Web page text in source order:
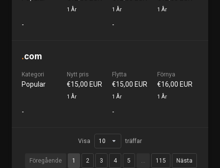
1 År 1 År 1 År
- -
.com
Kategori
Popular
Nytt pris
€15,00 EUR
1 År
Flytta
€15,00 EUR
1 År
Förnya
€16,00 EUR
1 År
- -
Föregående 1 2 3 4 5 … 115 Nästa
Visa träffar